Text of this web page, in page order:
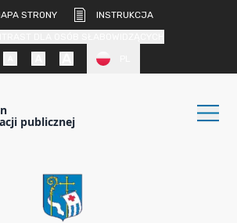
STRONY
INSTRUKCJA
publicznej